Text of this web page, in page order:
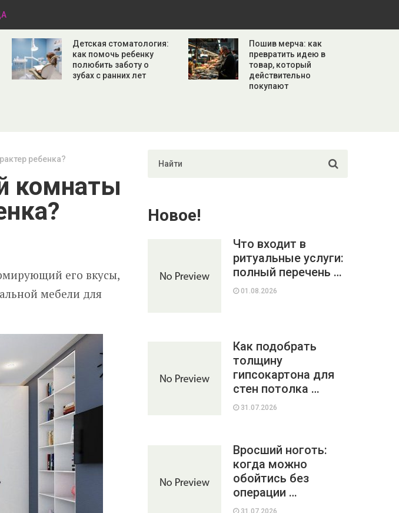
Детская стоматология:
как помочь ребенку
полюбить заботу о
зубах с ранних лет
Пошив мерча: как
превратить идею в
товар, который
действительно
покупают
ребенка?
комнаты
его вкусы,
мебели для
Новое!
Что входит в
ритуальные услуги:
полный перечень …
01.08.2026
Как подобрать
толщину
гипсокартона для
стен потолка …
31.07.2026
Вросший ноготь:
когда можно
обойтись без
операции …
31.07.2026